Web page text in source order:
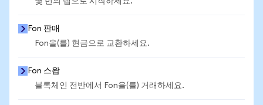
Fon 판매
Fon을(를) 현금으로 교환하세요.
Fon 스왑
블록체인 전반에서 Fon을(를) 거래하세요.